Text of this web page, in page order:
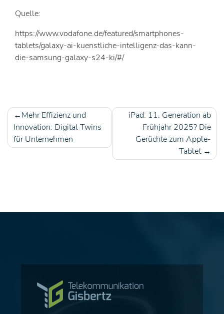
Quelle:
https://www.vodafone.de/featured/smartphones-
tablets/galaxy-ai-kuenstliche-intelligenz-das-kann-
die-samsung-galaxy-s24-ki/#/
Beitragsnavigation
Mehr Effizienz und
Innovation: Digital Twins
für Unternehmen
iPad: 11. Generation ab
Frühjahr 2025? Die
Gerüchte zum Apple-
Tablet